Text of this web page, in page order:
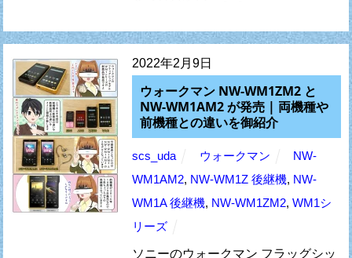
2022年2月9日
ウォークマン NW-WM1ZM2 と
NW-WM1AM2 が発売 | 両機種や
前機種との違いを御紹介
scs_uda ウォークマン
NW-
WM1AM2, NW-WM1Z 後継機, NW-
WM1A 後継機, NW-WM1ZM2,WM1シ
リーズ
ソニーのウォークマン フラッグシッ